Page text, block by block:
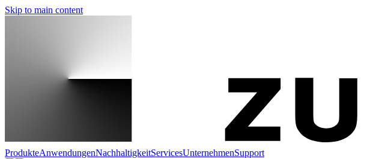
Skip to main content
ProdukteAnwendungenNachhaltigkeitServicesUnternehmenSupport